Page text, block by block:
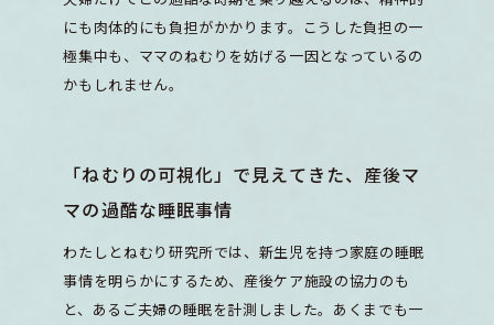
にも肉体的にも負担がかかります。こうした負担の一
極集中も、ママのねむりを妨げる一因となっているの
かもしれません。
「ねむりの可視化」で見えてきた、産後マ
マの過酷な睡眠事情
わたしとねむり研究所では、新生児を持つ家庭の睡眠
事情を明らかにするため、産後ケア施設の協力のも
と、あるご夫婦の睡眠を計測しました。あくまでも一